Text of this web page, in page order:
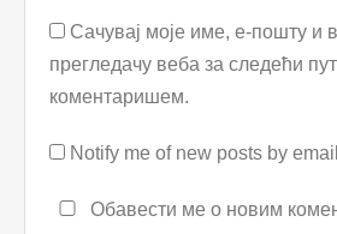
Сачувај моје име, е-пошту и
прегледачу веба за следећи
коментаришем.
Notify me of new posts by
Обавести ме о новим